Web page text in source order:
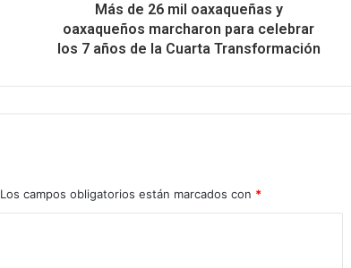
Más de 26 mil oaxaqueñas y
oaxaqueños marcharon para celebrar
los 7 años de la Cuarta Transformación
Los campos obligatorios están marcados con *